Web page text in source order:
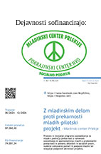
Dejavnosti sofinancirajo: